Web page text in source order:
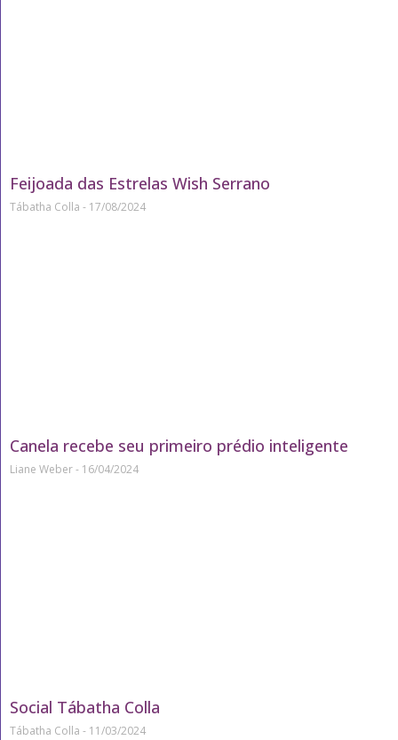
Feijoada das Estrelas Wish Serrano
Tábatha Colla 17/08/2024
Canela recebe seu primeiro prédio inteligente
Liane Weber 16/04/2024
Social Tábatha Colla
Tábatha Colla 11/03/2024